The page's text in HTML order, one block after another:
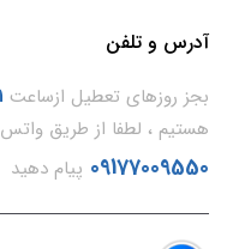
آدرس و تلفن
بجز روزهای تعطیل ازساعت
هستیم ، لطفا از طریق واتس
09177009550 پیام دهید